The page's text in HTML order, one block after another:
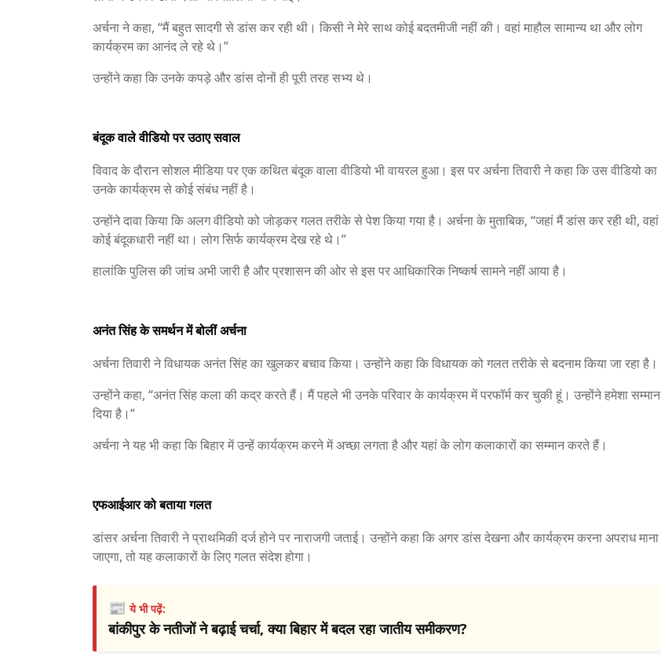
अर्चना ने कहा, “मैं बहुत सादगी से डांस कर रही थी। किसी ने मेरे साथ कोई बदतमीजी नहीं की। वहां माहौल सामान्य था और लोग
कार्यक्रम का आनंद ले रहे थे।”
उन्होंने कहा कि उनके कपड़े और डांस दोनों ही पूरी तरह सभ्य थे।
बंदूक वाले वीडियो पर उठाए सवाल
विवाद के दौरान सोशल मीडिया पर एक कथित बंदूक वाला वीडियो भी वायरल हुआ। इस पर अर्चना तिवारी ने कहा कि उस वीडियो का
उनके कार्यक्रम से कोई संबंध नहीं है।
उन्होंने दावा किया कि अलग वीडियो को जोड़कर गलत तरीके से पेश किया गया है। अर्चना के मुताबिक, “जहां मैं डांस कर रही थी, वहां
कोई बंदूकधारी नहीं था। लोग सिर्फ कार्यक्रम देख रहे थे।”
हालांकि पुलिस की जांच अभी जारी है और प्रशासन की ओर से इस पर आधिकारिक निष्कर्ष सामने नहीं आया है।
अनंत सिंह के समर्थन में बोलीं अर्चना
अर्चना तिवारी ने विधायक अनंत सिंह का खुलकर बचाव किया। उन्होंने कहा कि विधायक को गलत तरीके से बदनाम किया जा रहा है।
उन्होंने कहा, “अनंत सिंह कला की कद्र करते हैं। मैं पहले भी उनके परिवार के कार्यक्रम में परफॉर्म कर चुकी हूं। उन्होंने हमेशा सम्मान
दिया है।”
अर्चना ने यह भी कहा कि बिहार में उन्हें कार्यक्रम करने में अच्छा लगता है और यहां के लोग कलाकारों का सम्मान करते हैं।
एफआईआर को बताया गलत
डांसर अर्चना तिवारी ने प्राथमिकी दर्ज होने पर नाराजगी जताई। उन्होंने कहा कि अगर डांस देखना और कार्यक्रम करना अपराध माना
जाएगा, तो यह कलाकारों के लिए गलत संदेश होगा।
📰ये भी पढ़ें:
बांकीपुर के नतीजों ने बढ़ाई चर्चा, क्या बिहार में बदल रहा जातीय समीकरण?